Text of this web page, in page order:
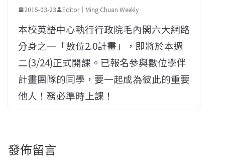
2015-03-23 Editor｜Ming Chuan Weekly
本校英語中心執行行政院毛內閣六大網路
分身之一「數位2.0計畫」，即將於本週
二(3/24)正式開課。已報名參與數位學伴
計畫團隊的同學，要一起成為彼此的重要
他人！務必準時上課！
發佈留言